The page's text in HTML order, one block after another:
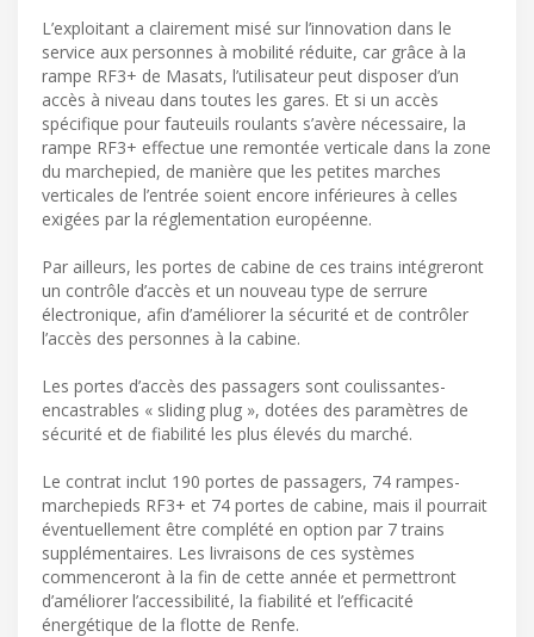
L’exploitant a clairement misé sur l’innovation dans le
service aux personnes à mobilité réduite, car grâce à la
rampe RF3+ de Masats, l’utilisateur peut disposer d’un
accès à niveau dans toutes les gares. Et si un accès
spécifique pour fauteuils roulants s’avère nécessaire, la
rampe RF3+ effectue une remontée verticale dans la zone
du marchepied, de manière que les petites marches
verticales de l’entrée soient encore inférieures à celles
exigées par la réglementation européenne.
Par ailleurs, les portes de cabine de ces trains intégreront
un contrôle d’accès et un nouveau type de serrure
électronique, afin d’améliorer la sécurité et de contrôler
l’accès des personnes à la cabine.
Les portes d’accès des passagers sont coulissantes-
encastrables « sliding plug », dotées des paramètres de
sécurité et de fiabilité les plus élevés du marché.
Le contrat inclut 190 portes de passagers, 74 rampes-
marchepieds RF3+ et 74 portes de cabine, mais il pourrait
éventuellement être complété en option par 7 trains
supplémentaires. Les livraisons de ces systèmes
commenceront à la fin de cette année et permettront
d’améliorer l’accessibilité, la fiabilité et l’efficacité
énergétique de la flotte de Renfe.